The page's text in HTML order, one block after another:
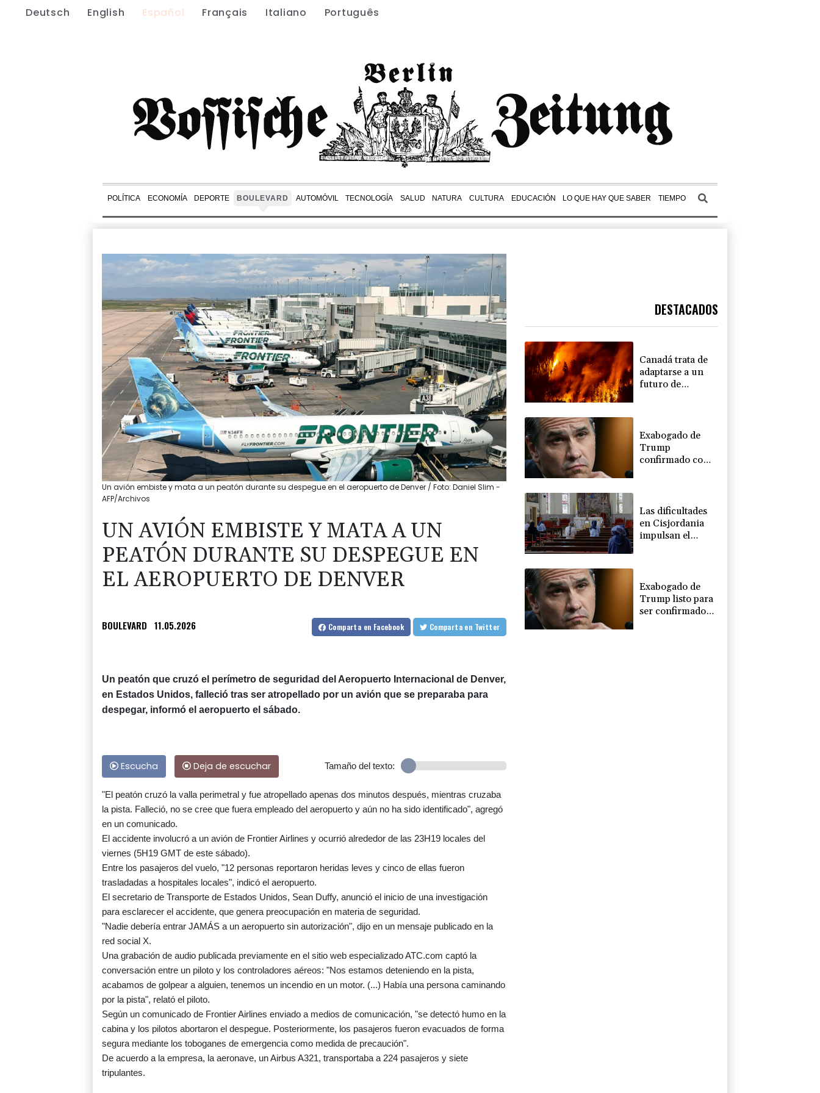
Deutsch English Español Français Italiano Português
POLÍTICA ECONOMÍA DEPORTE BOULEVARD AUTOMÓVIL TECNOLOGÍA SALUD NATURA CULTURA EDUCACIÓN LO QUE HAY QUE SABER TIEMPO
Un avión embiste y mata a un peatón durante su despegue en el aeropuerto de Denver / Foto: Daniel Slim -
AFP/Archivos
UN AVIÓN EMBISTE Y MATA A UN
PEATÓN DURANTE SU DESPEGUE EN
EL AEROPUERTO DE DENVER
BOULEVARD 11.05.2026 Comparta en Facebook Comparta en Twitter
Un peatón que cruzó el perímetro de seguridad del Aeropuerto Internacional de Denver,
en Estados Unidos, falleció tras ser atropellado por un avión que se preparaba para
despegar, informó el aeropuerto el sábado.
Escucha Deja de escuchar Tamaño del texto:
"El peatón cruzó la valla perimetral y fue atropellado apenas dos minutos después, mientras cruzaba
la pista. Falleció, no se cree que fuera empleado del aeropuerto y aún no ha sido identificado", agregó
en un comunicado.
El accidente involucró a un avión de Frontier Airlines y ocurrió alrededor de las 23H19 locales del
viernes (5H19 GMT de este sábado).
Entre los pasajeros del vuelo, "12 personas reportaron heridas leves y cinco de ellas fueron
trasladadas a hospitales locales", indicó el aeropuerto.
El secretario de Transporte de Estados Unidos, Sean Duffy, anunció el inicio de una investigación
para esclarecer el accidente, que genera preocupación en materia de seguridad.
"Nadie debería entrar JAMÁS a un aeropuerto sin autorización", dijo en un mensaje publicado en la
red social X.
Una grabación de audio publicada previamente en el sitio web especializado ATC.com captó la
conversación entre un piloto y los controladores aéreos: "Nos estamos deteniendo en la pista,
acabamos de golpear a alguien, tenemos un incendio en un motor. (...) Había una persona caminando
por la pista", relató el piloto.
Según un comunicado de Frontier Airlines enviado a medios de comunicación, "se detectó humo en la
cabina y los pilotos abortaron el despegue. Posteriormente, los pasajeros fueron evacuados de forma
segura mediante los toboganes de emergencia como medida de precaución".
De acuerdo a la empresa, la aeronave, un Airbus A321, transportaba a 224 pasajeros y siete
tripulantes.
DESTACADOS
Canadá trata de
adaptarse a un
futuro de
Exabogado de
Trump
confirmado como
Las dificultades
en Cisjordania
impulsan el
Exabogado de
Trump listo para
ser confirmado